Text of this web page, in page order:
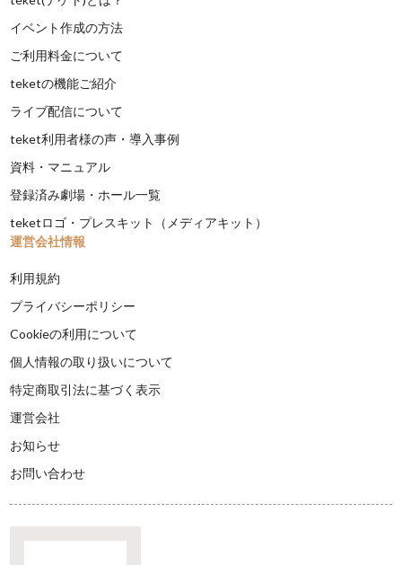
イベント作成の方法
ご利用料金について
teketの機能ご紹介
ライブ配信について
teket利用者様の声・導入事例
資料・マニュアル
登録済み劇場・ホール一覧
teketロゴ・プレスキット（メディアキット）
運営会社情報
利用規約
プライバシーポリシー
Cookieの利用について
個人情報の取り扱いについて
特定商取引法に基づく表示
運営会社
お知らせ
お問い合わせ